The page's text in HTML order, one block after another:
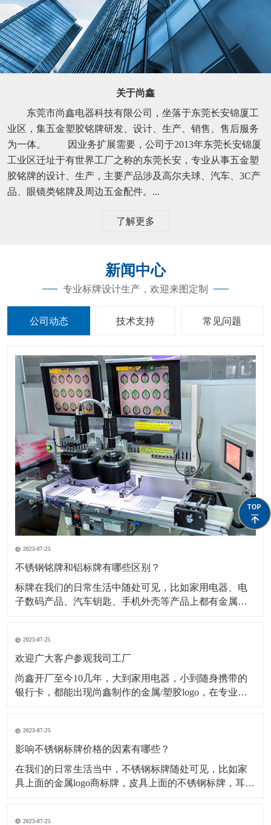
关于尚鑫
东莞市尚鑫电器科技有限公司，坐落于东莞长安锦厦工
业区，集五金塑胶铭牌研发、设计、生产、销售、售后服务
为一体。 因业务扩展需要，公司于2013年东莞长安锦厦
工业区迁址于有世界工厂之称的东莞长安，专业从事五金塑
胶铭牌的设计、生产，主要产品涉及高尔夫球、汽车、3C产
品、眼镜类铭牌及周边五金配件。...
了解更多
新闻中心
专业标牌设计生产，欢迎来图定制
公司动态 技术支持 常见问题
2023-07-25
不锈钢铭牌和铝标牌有哪些区别？
标牌在我们的日常生活中随处可见，比如家用电器、电
子数码产品、汽车钥匙、手机外壳等产品上都有金属标
锈钢材质、铝合金材质、金属纯镍材质、锌合金材质
等，今天小编主要为大家介绍不锈钢铭牌和铝标牌有哪
些不一样。一、
2023-07-25
欢迎广大客户参观我司工厂
尚鑫开厂至今10几年，大到家用电器，小到随身携带的
银行卡，都能出现尚鑫制作的金属/塑胶logo，在专业的
作的客户审厂的日子，他们一行有5人，这5人分工明
确，各自审核自己负责的部分
2023-07-25
影响不锈钢标牌价格的因素有哪些？
​在我们的日常生活当中，不锈钢标牌随处可见，比如家
具上面的金属logo商标牌，皮具上面的不锈钢标牌，耳机
2023-07-25